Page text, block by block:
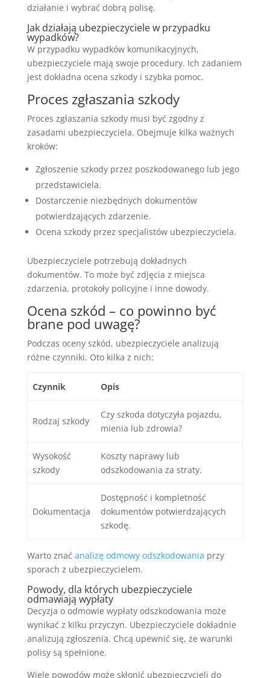
działanie i wybrać dobrą polisę.
Jak działają ubezpieczyciele w przypadku
wypadków?
W przypadku wypadków komunikacyjnych,
ubezpieczyciele mają swoje procedury. Ich zadaniem
jest dokładna ocena szkody i szybka pomoc.
Proces zgłaszania szkody
Proces zgłaszania szkody musi być zgodny z
zasadami ubezpieczyciela. Obejmuje kilka ważnych
kroków:
Zgłoszenie szkody przez poszkodowanego lub jego
przedstawiciela.
Dostarczenie niezbędnych dokumentów
potwierdzających zdarzenie.
Ocena szkody przez specjalistów ubezpieczyciela.
Ubezpieczyciele potrzebują dokładnych
dokumentów. To może być zdjęcia z miejsca
zdarzenia, protokoły policyjne i inne dowody.
Ocena szkód – co powinno być
brane pod uwagę?
Podczas oceny szkód, ubezpieczyciele analizują
różne czynniki. Oto kilka z nich:
Czynnik Opis
Rodzaj szkody
Czy szkoda dotyczyła pojazdu,
mienia lub zdrowia?
Wysokość
szkody
Koszty naprawy lub
odszkodowania za straty.
Dokumentacja
Dostępność i kompletność
dokumentów potwierdzających
szkodę.
Warto znać analizę odmowy odszkodowania przy
sporach z ubezpieczycielem.
Powody, dla których ubezpieczyciele
odmawiają wypłaty
Decyzja o odmowie wypłaty odszkodowania może
wynikać z kilku przyczyn. Ubezpieczyciele dokładnie
analizują zgłoszenia. Chcą upewnić się, że warunki
polisy są spełnione.
Wiele powodów może skłonić ubezpieczycieli do